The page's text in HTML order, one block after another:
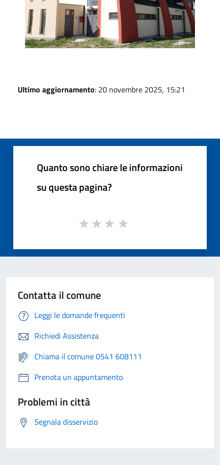
Ultimo aggiornamento: 20 novembre 2025, 15:21
Quanto sono chiare le informazioni
su questa pagina?
Contatta il comune
Leggi le domande frequenti
Richiedi Assistenza
Chiama il comune 0541 608111
Prenota un appuntamento
Problemi in città
Segnala disservizio